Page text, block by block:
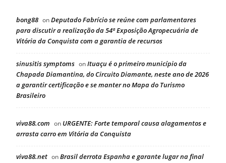
bong88 onDeputado Fabrício se reúne com parlamentares
para discutir a realização da 54ª Exposição Agropecuária de
Vitória da Conquista com a garantia de recursos
sinusitis symptoms onItuaçu é o primeiro município da
Chapada Diamantina, do Circuito Diamante, neste ano de 2026
a garantir certificação e se manter no Mapa do Turismo
Brasileiro
viva88.com on URGENTE: Forte temporal causa alagamentos e
arrasta carro em Vitória da Conquista
viva88.net onBrasil derrota Espanha e garante lugar na final